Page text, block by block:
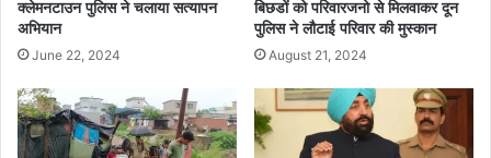
क्लेमनटाउन पुलिस ने चलाया सत्यापन
अभियान
June 22, 2024
बिछडों को परिवारजनो से मिलवाकर दून
पुलिस ने लौटाई परिवार की मुस्कान
August 21, 2024